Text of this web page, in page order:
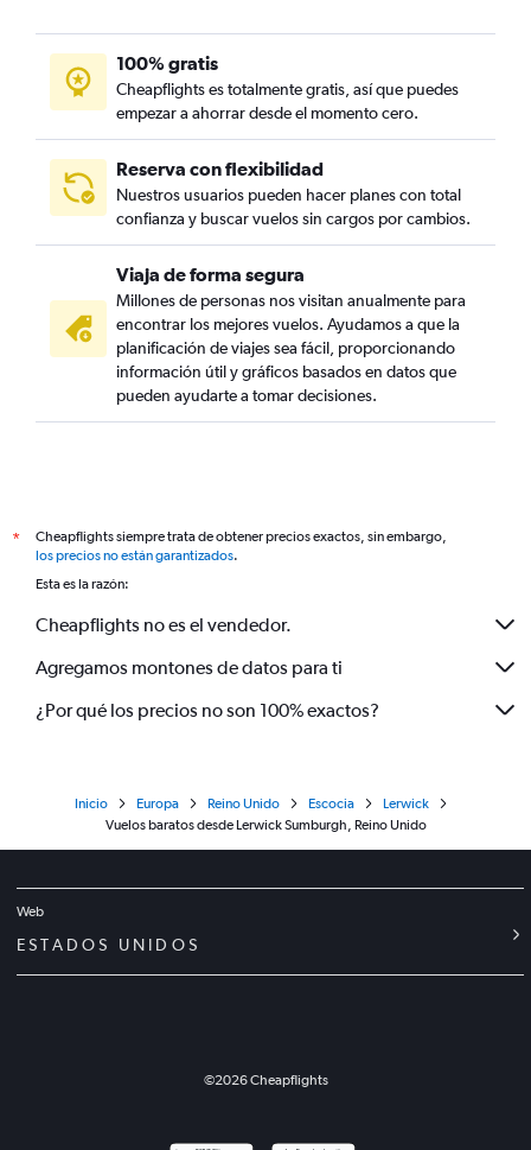
Vuelos desde Newquay
100% gratis
Cheapflights es totalmente gratis, así que puedes
empezar a ahorrar desde el momento cero.
Reserva con flexibilidad
Nuestros usuarios pueden hacer planes con total
confianza y buscar vuelos sin cargos por cambios.
Viaja de forma segura
Millones de personas nos visitan anualmente para
encontrar los mejores vuelos. Ayudamos a que la
planificación de viajes sea fácil, proporcionando
información útil y gráficos basados en datos que
pueden ayudarte a tomar decisiones.
*
Cheapflights siempre trata de obtener precios exactos, sin embargo,
los precios no están garantizados.
Esta es la razón:
Cheapflights no es el vendedor.
Agregamos montones de datos para ti
¿Por qué los precios no son 100% exactos?
Inicio Europa Reino Unido Escocia
Lerwick
Vuelos baratos desde Lerwick Sumburgh, Reino Unido
Web
ESTADOS UNIDOS
©2026Cheapflights